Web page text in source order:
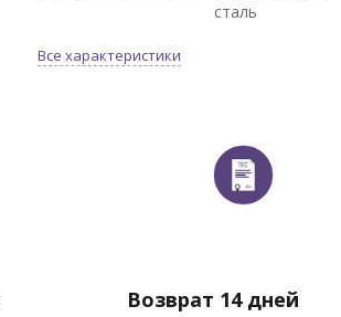
сталь
Все характеристики
Возврат 14 дней